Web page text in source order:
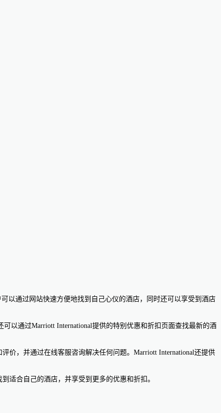
以通过网站快速方便地找到自己心仪的酒店，同时还可以享受到酒店
以通过Marriott International提供的特别优惠和折扣页面查找最新的酒
价，并通过在线客服咨询解决任何问题。Marriott International还提供
适合自己的酒店，并享受到更多的优惠和折扣。